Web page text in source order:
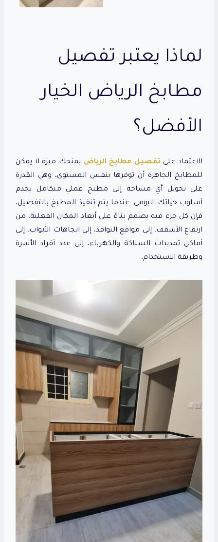
لماذا يعتبر تفصيل
مطابخ الرياض الخيار
الأفضل؟
الاعتماد علىتفصيل مطابخ الرياضيمنحك ميزة لا يمكن
للمطابخ الجاهزة أن توفرها بنفس المستوى، وهي القدرة
على تحويل أي مساحة إلى مطبخ عملي متكامل يخدم
أسلوب حياتك اليومي. عندما يتم تنفيذ المطبخ بالتفصيل،
فإن كل جزء فيه يصمم بناءً على أبعاد المكان الفعلية، من
ارتفاع الأسقف، إلى مواقع النوافذ، إلى اتجاهات الأبواب، إلى
أماكن تمديدات السباكة والكهرباء، إلى عدد أفراد الأسرة
وطريقة الاستخدام.